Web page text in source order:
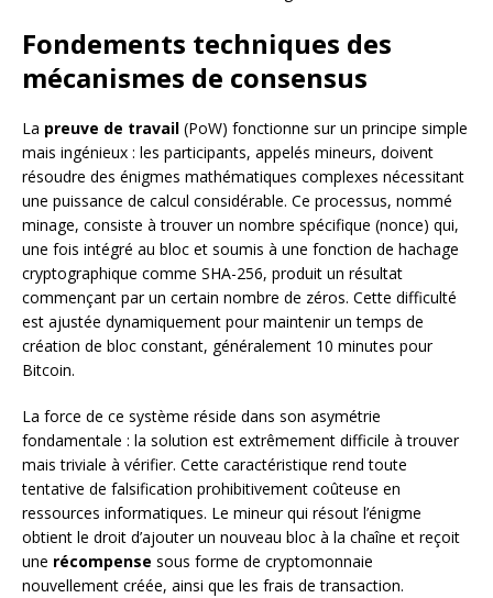
Fondements techniques des
mécanismes de consensus
La preuve de travail (PoW) fonctionne sur un principe simple
mais ingénieux : les participants, appelés mineurs, doivent
résoudre des énigmes mathématiques complexes nécessitant
une puissance de calcul considérable. Ce processus, nommé
minage, consiste à trouver un nombre spécifique (nonce) qui,
une fois intégré au bloc et soumis à une fonction de hachage
cryptographique comme SHA-256, produit un résultat
commençant par un certain nombre de zéros. Cette difficulté
est ajustée dynamiquement pour maintenir un temps de
création de bloc constant, généralement 10 minutes pour
Bitcoin.
La force de ce système réside dans son asymétrie
fondamentale : la solution est extrêmement difficile à trouver
mais triviale à vérifier. Cette caractéristique rend toute
tentative de falsification prohibitivement coûteuse en
ressources informatiques. Le mineur qui résout l’énigme
obtient le droit d’ajouter un nouveau bloc à la chaîne et reçoit
une récompense sous forme de cryptomonnaie
nouvellement créée, ainsi que les frais de transaction.